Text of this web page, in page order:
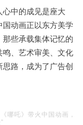
心中的成见是座大
动画正以东方美学
些承载集体记忆的
鸣、艺术审美、文化
路，成为了广告创
《哪吒》带火中国动画，